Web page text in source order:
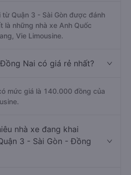
từ Quận 3 - Sài Gòn được đánh
là những nhà xe Anh Quốc
Vie Limousine.
Nai có giá rẻ nhất?
mức giá là 140.000 đồng của
nhà xe đang khai
3 - Sài Gòn - Đồng